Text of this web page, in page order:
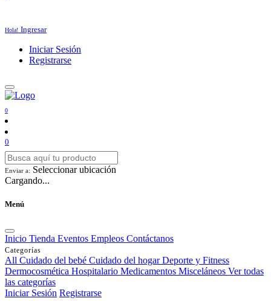
Hola! Ingresar
Iniciar Sesión
Registrarse
0
0
Enviar a: Seleccionar ubicación
Cargando...
Menú
Inicio Tienda Eventos Empleos Contáctanos
Categorías
All Cuidado del bebé Cuidado del hogar Deporte y Fitness
Dermocosmética Hospitalario Medicamentos Misceláneos Ver todas
las categorías
Iniciar Sesión Registrarse